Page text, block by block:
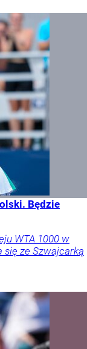
Będzie
WTA 1000 w
się ze Szwajcarką